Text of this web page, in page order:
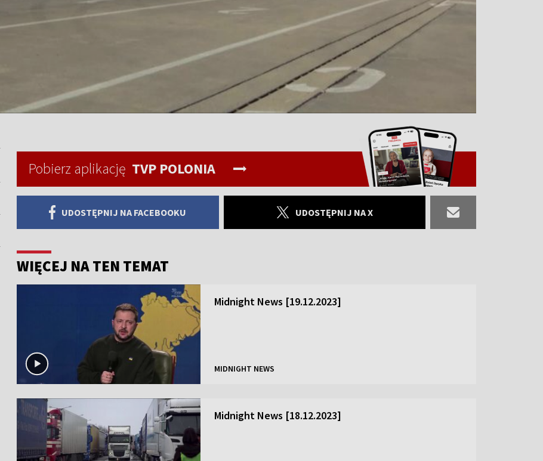
Pobierz aplikację TVP POLONIA
UDOSTĘPNIJ NA FACEBOOKU UDOSTĘPNIJ NA X
WIĘCEJ NA TEN TEMAT
Midnight News [19.12.2023]
MIDNIGHT NEWS
Midnight News [18.12.2023]